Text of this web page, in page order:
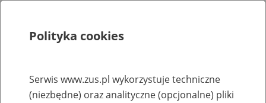
Rejestry, ewidencje i archiwa
Polityka cookies
Serwis www.zus.pl wykorzystuje techniczne
(niezbędne) oraz analityczne (opcjonalne) pliki